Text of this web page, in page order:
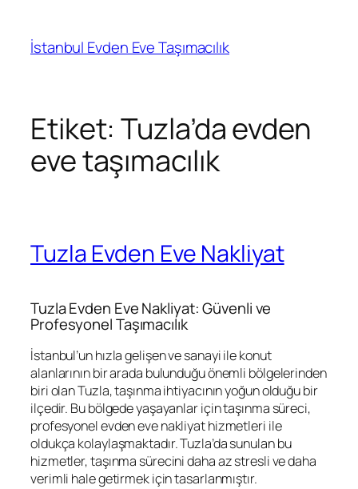
İstanbul Evden Eve Taşımacılık
Etiket:Tuzla’da evden
eve taşımacılık
Tuzla Evden Eve Nakliyat
Tuzla Evden Eve Nakliyat: Güvenli ve
Profesyonel Taşımacılık
İstanbul’un hızla gelişen ve sanayi ile konut
alanlarının bir arada bulunduğu önemli bölgelerinden
biri olan Tuzla, taşınma ihtiyacının yoğun olduğu bir
ilçedir. Bu bölgede yaşayanlar için taşınma süreci,
profesyonel evden eve nakliyat hizmetleri ile
oldukça kolaylaşmaktadır. Tuzla’da sunulan bu
hizmetler, taşınma sürecini daha az stresli ve daha
verimli hale getirmek için tasarlanmıştır.